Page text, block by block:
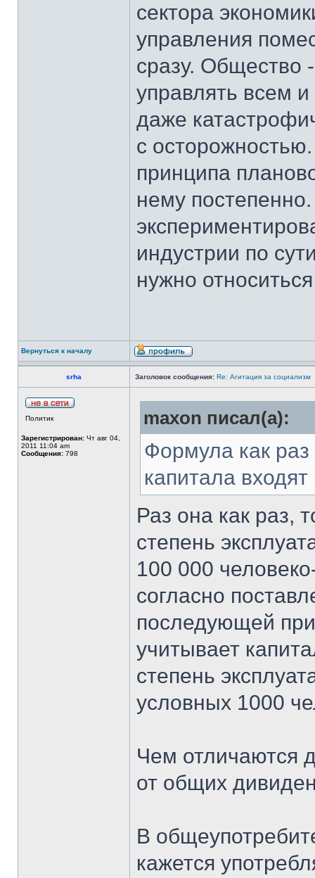
сектора
управления
сразу. Общество
управлять всем
даже
с
принципа
нему
индустрии по
нужно
Вернуться к началу
srha Заголовок сообщения: Re: Агитация за социализм
Политик
Зарегистрирован: Чт авг 04,
2011 11:04 am
Сообщения: 798
maxon писал(а):
Формула как
капитала
Раз она как раз,
степень
100 000
согласно
последующей
учитывает
степень
условных 1000
Чем отличаются
от общих
В
кажется